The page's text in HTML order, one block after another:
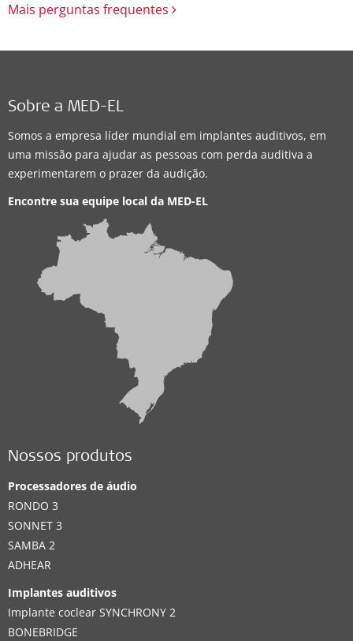
Mais perguntas frequentes
Sobre a MED-EL
Somos a empresa líder mundial em implantes auditivos, em
uma missão para ajudar as pessoas com perda auditiva a
experimentarem o prazer da audição.
Encontre sua equipe local da MED-EL
Nossos produtos
Processadores de áudio
RONDO 3
SONNET 3
SAMBA 2
ADHEAR
Implantes auditivos
Implante coclear SYNCHRONY 2
BONEBRIDGE